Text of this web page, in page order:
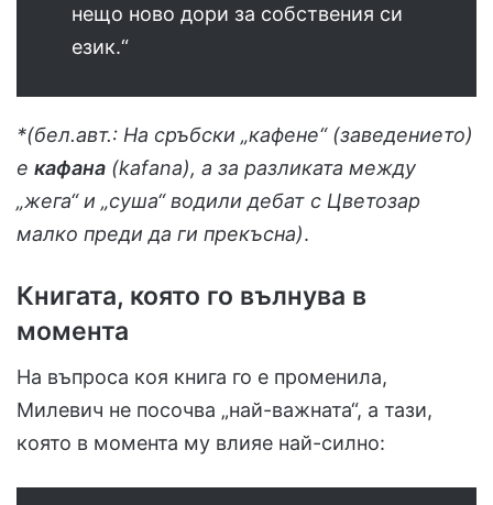
нещо ново дори за собствения си
език.“
*(бел.авт.: На сръбски „кафене“ (заведението)
е кафана (kafana), а за разликата между
„жега“ и „суша“ водили дебат с Цветозар
малко преди да ги прекъсна).
Книгата, която го вълнува в
момента
На въпроса коя книга го е променила,
Милевич не посочва „най-важната“, а тази,
която в момента му влияе най-силно: